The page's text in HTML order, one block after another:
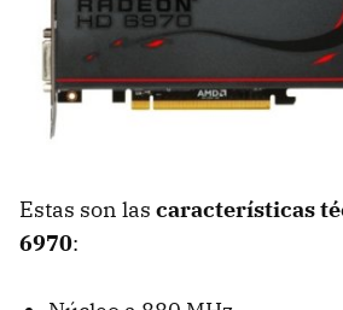
Estas son las características
6970: